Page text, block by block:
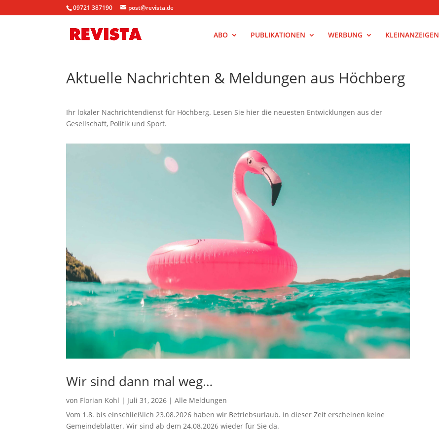
09721 387190 post@revista.de
ABO PUBLIKATIONEN WERBUNG KLEINANZEIGEN
Aktuelle Nachrichten & Meldungen aus Höchberg
Ihr lokaler Nachrichtendienst für Höchberg. Lesen Sie hier die neuesten Entwicklungen aus der
Gesellschaft, Politik und Sport.
Wir sind dann mal weg…
von Florian Kohl | Juli 31, 2026 |Alle Meldungen
Vom 1.8. bis einschließlich 23.08.2026 haben wir Betriebsurlaub. In dieser Zeit erscheinen keine
Gemeindeblätter. Wir sind ab dem 24.08.2026 wieder für Sie da.